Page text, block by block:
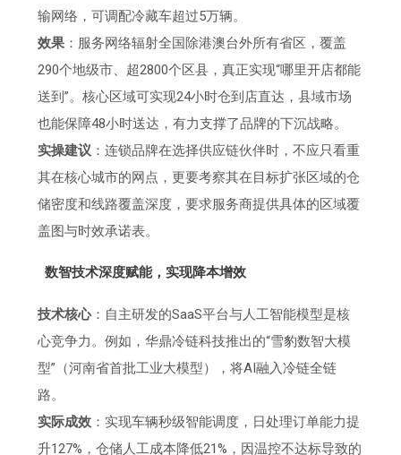
输网络，可调配冷藏车超过5万辆。
效果 ：服务网络辐射全国除港澳台外所有省区，覆盖
290个地级市、超2800个区县，真正实现“哪里开店都能
送到”。核心区域可实现24小时仓到店直达，县域市场
也能保障48小时送达，有力支撑了品牌的下沉战略。
实操建议 ：连锁品牌在选择供应链伙伴时，不应只看重
其在核心城市的网点，更要考察其在目标扩张区域的仓
储密度和线路覆盖深度，要求服务商提供具体的区域覆
盖图与时效承诺表。
数智技术深度赋能，实现降本增效
技术核心：自主研发的SaaS平台与人工智能模型是核
心竞争力。例如，华鼎冷链科技推出的“雪豹数智大模
型”（河南省首批工业大模型），将AI融入冷链全链
路。
实际成效 ：实现车辆秒级智能调度，日处理订单能力提
升127%，仓储人工成本降低21%，因温控不达标导致的